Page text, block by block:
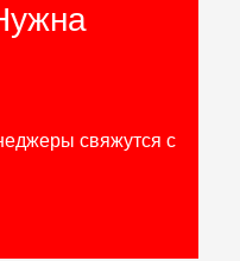
свяжутся с